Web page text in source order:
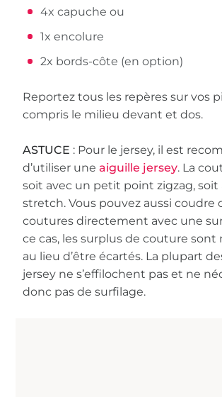
4x capuche ou
1x encolure
2x bords-côte (en option)
Reportez tous les repères sur vos
compris le milieu devant et dos.
ASTUCE : Pour le jersey, il est
d’utiliser uneaiguille jersey. La
soit avec un petit point zigzag,
stretch. Vous pouvez aussi coudre
coutures directement avec une
ce cas, les surplus de couture sont
au lieu d’être écartés. La plupart
jersey ne s’effilochent pas et ne
donc pas de surfilage.